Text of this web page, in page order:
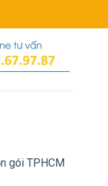
Việt Nam
gói TPHCM